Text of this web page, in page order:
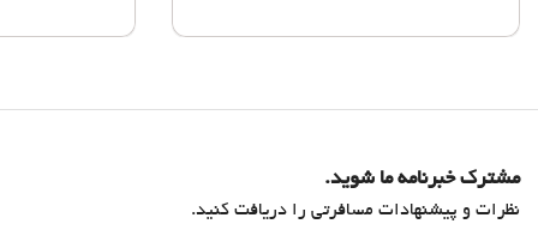
مشترک خبرنامه ما شوید.
نظرات و پیشنهادات مسافرتی را دریافت کنید.